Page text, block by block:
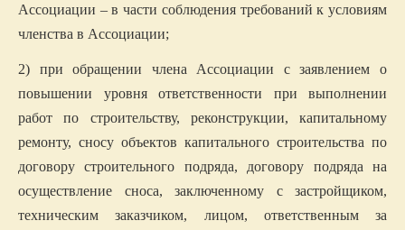
Ассоциации – в части соблюдения требований к условиям
членства в Ассоциации;
2) при обращении члена Ассоциации с заявлением о
повышении уровня ответственности при выполнении
работ по строительству, реконструкции, капитальному
ремонту, сносу объектов капитального строительства по
договору строительного подряда, договору подряда на
осуществление сноса, заключенному с застройщиком,
техническим заказчиком, лицом, ответственным за